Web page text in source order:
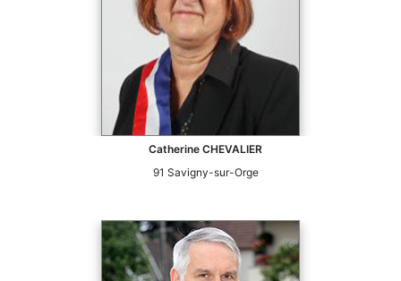
Catherine CHEVALIER
91 Savigny-sur-Orge